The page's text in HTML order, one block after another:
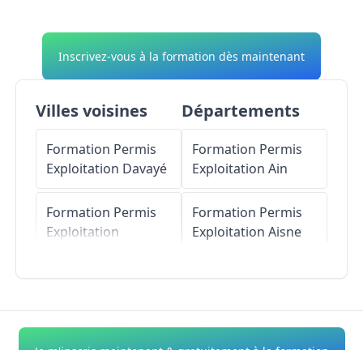
Inscrivez-vous à la formation dès maintenant
Villes voisines
Formation Permis
Exploitation Davayé
Formation Permis
Exploitation
Formation Permis
Exploitation
Départements
Formation Permis
Exploitation Ain
Formation Permis
Exploitation Aisne
Formation Permis